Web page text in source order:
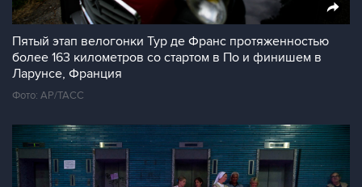
Пятый этап велогонки Тур де Франс протяженностью
более 163 километров со стартом в По и финишем в
Ларунсе, Франция
Фото: AP/ТАСС